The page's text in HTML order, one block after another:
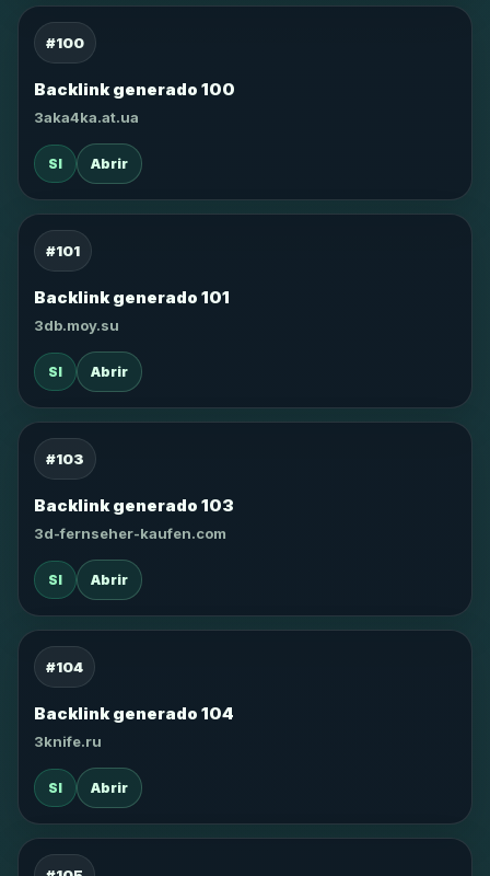
#100
Backlink generado 100
3aka4ka.at.ua
SI Abrir
#101
Backlink generado 101
3db.moy.su
SI Abrir
#103
Backlink generado 103
3d-fernseher-kaufen.com
SI Abrir
#104
Backlink generado 104
3knife.ru
SI Abrir